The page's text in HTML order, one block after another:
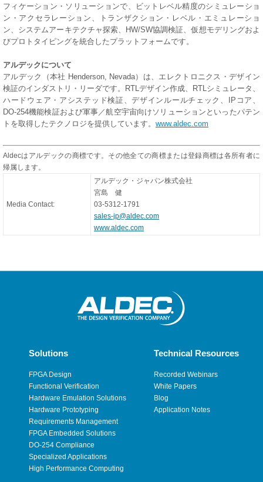
フィケーション・ソリューションで、ビットレベル精度のシミュレーショ
ン・アクセラレーション、トランザクション・レベル・エミュレーショ
ン、システムアーキテクチャ探索、HW/SW協調検証、仮想モデリングおよ
びプロトタイピングを統合したプラットフォームです。
アルデックについて
アルデック（本社 Henderson, Nevada）は、エレクトロニクス・デザイン
検証のインダストリ・リーダです。RTLデザイン作成、RTLシミュレータ、
ハードウェア・アシステッド検証、デザインルールチェック、IPコア、
DO-254機能検証および軍事／航空宇宙向けソリューションといったパテン
トを取得したテクノロジを提供しています。 www.aldec.com
Aldecはアルデックの商標です。その他全ての商標または登録商標は各所有者に
帰属します。
Media Contact:
アルデック・ジャパン株式会社
宮島 健
03-5312-1791
sales-jp@aldec.com
www.aldec.com
Solutions
FPGA Design
Functional Verification
Hardware Emulation Solutions
Hardware Prototyping
Requirements Management
FPGA Embedded Solutions
DO-254 Compliance
Specialized Applications
High Performance Computing
Technical Resources
Recorded Webinars
White Papers
Blog
Application Notes